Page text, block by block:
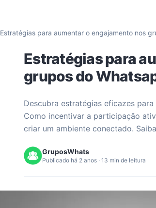
Estratégias para aumentar o engajamento nos
Estratégias para
grupos do
Descubra estratégias eficazes
Como incentivar a participação
criar um ambiente conectado.
GruposWhats
Publicado há 2 anos · 13 min de leitura